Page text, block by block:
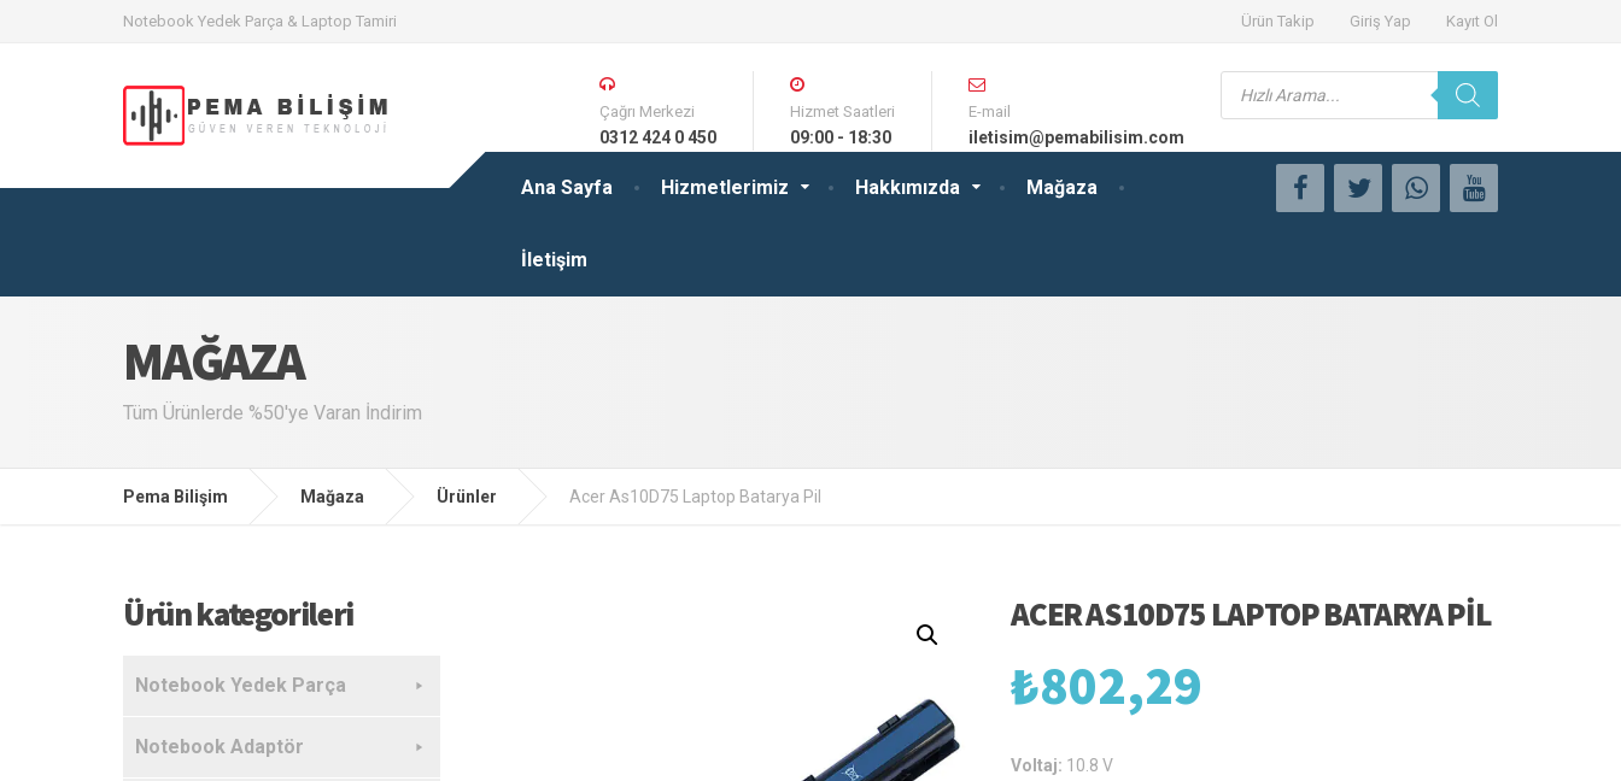
Notebook Yedek Parça & Laptop Tamiri Ürün Takip Giriş Yap Kayıt Ol
Ana Sayfa Hizmetlerimiz Hakkımızda Mağaza
İletişim
Çağrı Merkezi
0312 424 0 450
Hizmet Saatleri
09:00 - 18:30
E-mail
iletisim@pemabilisim.com
Products
search
MAĞAZA
Tüm Ürünlerde %50'ye Varan İndirim
Pema Bilişim Mağaza Ürünler Acer As10D75 Laptop Batarya Pil
ACER AS10D75 LAPTOP BATARYA PIL
₺802,29
Voltaj: 10.8 V
Ürün kategorileri
Notebook Yedek Parça
Notebook Adaptör